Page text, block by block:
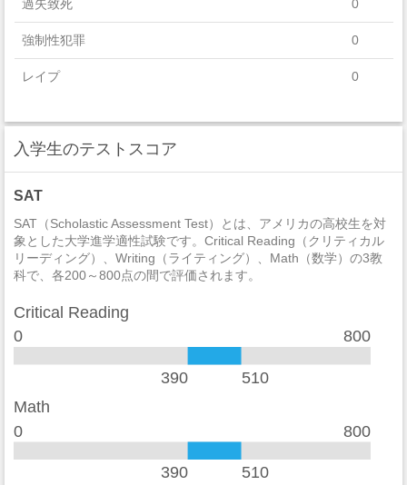
過失致死 0
強制性犯罪 0
レイプ 0
非強制性犯罪
法定強姦 0
強盗 1
1
自動車盗難 3
放火
入学生のテストスコア
SAT
SAT（Scholastic Assessment Test）とは、アメリカの高校生を対
象とした大学進学適性試験です。Critical Reading（クリティカル
リーディング）、Writing（ライティング）、Math（数学）の3教
科で、各200～800点の間で評価されます。
Critical Reading
0
800
390 510
Math
0
800
390 510